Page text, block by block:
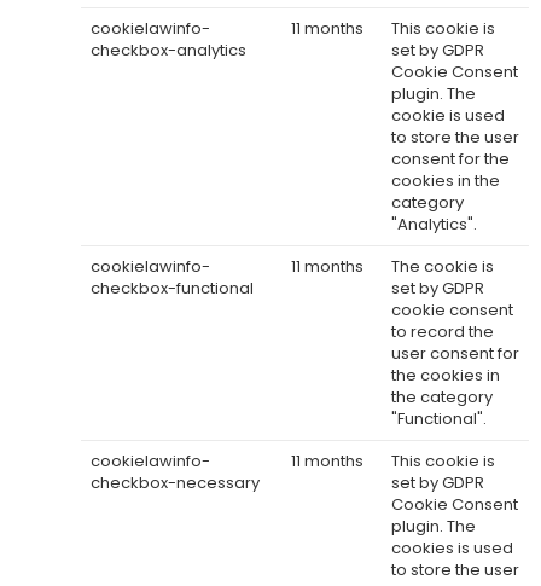
cookielawinfo-
checkbox-analytics
11 months
This cookie is
set by GDPR
Cookie Consent
plugin. The
cookie is used
to store the user
consent for the
cookies in the
category
"Analytics".
cookielawinfo-
checkbox-functional
11 months
The cookie is
set by GDPR
cookie consent
to record the
user consent for
the cookies in
the category
"Functional".
cookielawinfo-
checkbox-necessary
11 months
This cookie is
set by GDPR
Cookie Consent
plugin. The
cookies is used
to store the user